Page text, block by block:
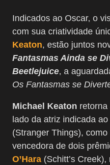
Indicados ao Oscar, o
com sua criatividade
Keaton, estão juntos
Fantasmas Ainda se
Beetlejuice, a
Os Fantasmas se
Michael Keaton
lado da atriz indicada ao
(Stranger Things),
vencedora de dois
O’Hara (Schitt’s